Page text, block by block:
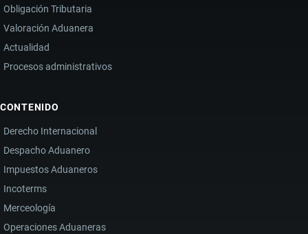
Obligación Tributaria
Valoración Aduanera
Actualidad
Procesos administrativos
CONTENIDO
Derecho Internacional
Despacho Aduanero
Impuestos Aduaneros
Incoterms
Merceología
Operaciones Aduaneras